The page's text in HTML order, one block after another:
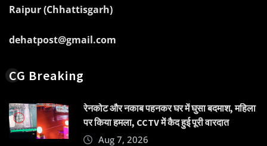
Raipur (Chhattisgarh)
dehatpost@gmail.com
CG Breaking
रेनकोट और नकाब पहनकर घर में घुसा बदमाश, महिला
पर किया हमला, CCTV में कैद हुई पूरी वारदात
Aug 7, 2026